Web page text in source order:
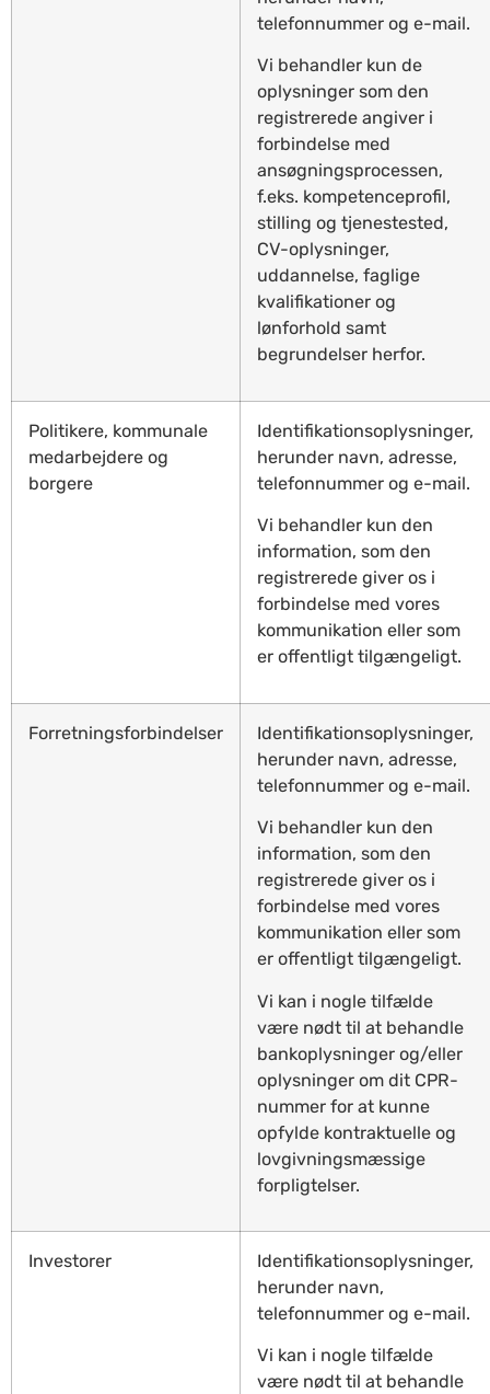
telefonnummer og e-mail.
Vi behandler kun de
oplysninger som den
registrerede angiver i
forbindelse med
ansøgningsprocessen,
f.eks. kompetenceprofil,
stilling og tjenestested,
CV-oplysninger,
uddannelse, faglige
kvalifikationer og
lønforhold samt
begrundelser herfor.
Politikere, kommunale
medarbejdere og
borgere
Identifikationsoplysninger,
herunder navn, adresse,
telefonnummer og e-mail.
Vi behandler kun den
information, som den
registrerede giver os i
forbindelse med vores
kommunikation eller som
er offentligt tilgængeligt.
Forretningsforbindelser
Identifikationsoplysninger,
herunder navn, adresse,
telefonnummer og e-mail.
Vi behandler kun den
information, som den
registrerede giver os i
forbindelse med vores
kommunikation eller som
er offentligt tilgængeligt.
Vi kan i nogle tilfælde
være nødt til at behandle
bankoplysninger og/eller
oplysninger om dit CPR-
nummer for at kunne
opfylde kontraktuelle og
lovgivningsmæssige
forpligtelser.
Investorer
Identifikationsoplysninger,
herunder navn,
telefonnummer og e-mail.
Vi kan i nogle tilfælde
være nødt til at behandle